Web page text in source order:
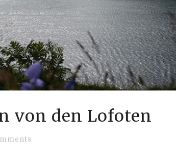
von den Lofoten